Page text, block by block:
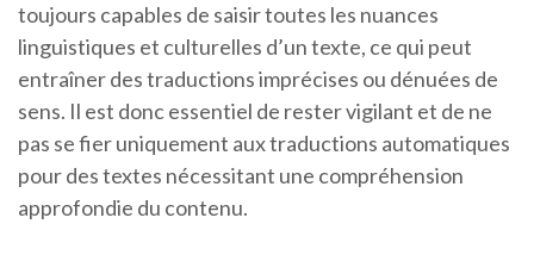
toujours capables de saisir toutes les nuances
linguistiques et culturelles d’un texte, ce qui peut
entraîner des traductions imprécises ou dénuées de
sens. Il est donc essentiel de rester vigilant et de ne
pas se fier uniquement aux traductions automatiques
pour des textes nécessitant une compréhension
approfondie du contenu.